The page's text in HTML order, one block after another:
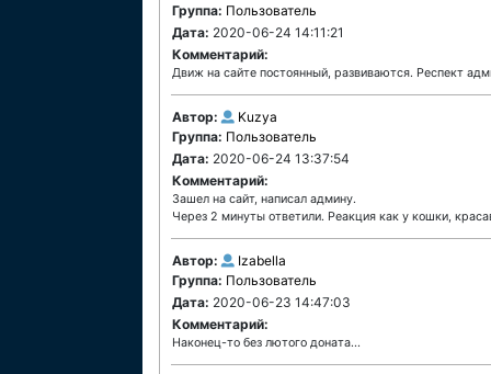
Группа: Пользователь
Дата: 2020-06-24 14:11:21
Комментарий:
Движ на сайте постоянный, развиваются. Респект
Автор:
Kuzya
Группа: Пользователь
Дата: 2020-06-24 13:37:54
Комментарий:
Зашел на сайт, написал админу.
Через 2 минуты ответили. Реакция как у кошки,
Автор:
Izabella
Группа: Пользователь
Дата: 2020-06-23 14:47:03
Комментарий:
Наконец-то без лютого доната...